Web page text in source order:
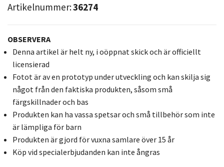
Artikelnummer:36274
OBSERVERA
Denna artikel är helt ny, i oöppnat skick och är officiellt
licensierad
Fotot är av en prototyp under utveckling och kan skilja sig
något från den faktiska produkten, såsom små
färgskillnader och bas
Produkten kan ha vassa spetsar och små tillbehör som inte
är lämpliga för barn
Produkten är gjord för vuxna samlare över 15 år
Köp vid specialerbjudanden kan inte ångras